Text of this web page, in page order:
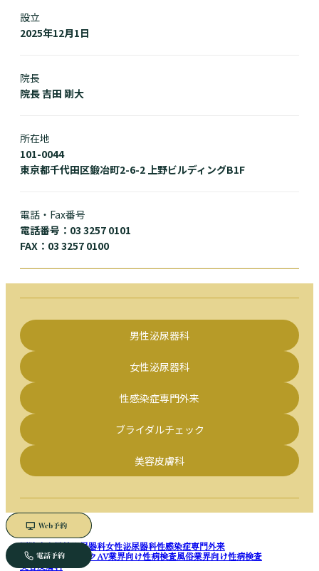
設立
2025年12月1日
院長
院長 吉田 剛大
所在地
101-0044
東京都千代田区鍛冶町2-6-2 上野ビルディングB1F
電話・Fax番号
電話番号：03 3257 0101
FAX：03 3257 0100
男性泌尿器科
女性泌尿器科
性感染症専門外来
ブライダルチェック
美容皮膚科
医院案内男性泌尿器科女性泌尿器科性感染症専門外来
ブライダルチェックAV業界向け性病検査風俗業界向け性病検査
美容皮膚科